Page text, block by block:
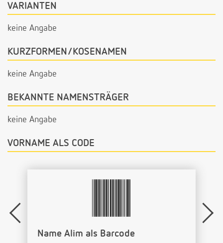
VARIANTEN
keine Angabe
KURZFORMEN/KOSENAMEN
keine Angabe
BEKANNTE NAMENSTRÄGER
keine Angabe
VORNAME ALS CODE
Name Alim als Barcode